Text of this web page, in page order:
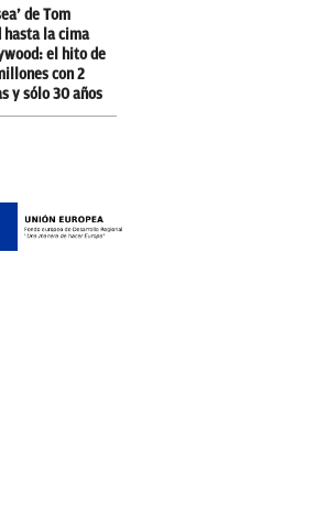
de Tom
hasta la cima
el hito de
con 2
y sólo 30 años